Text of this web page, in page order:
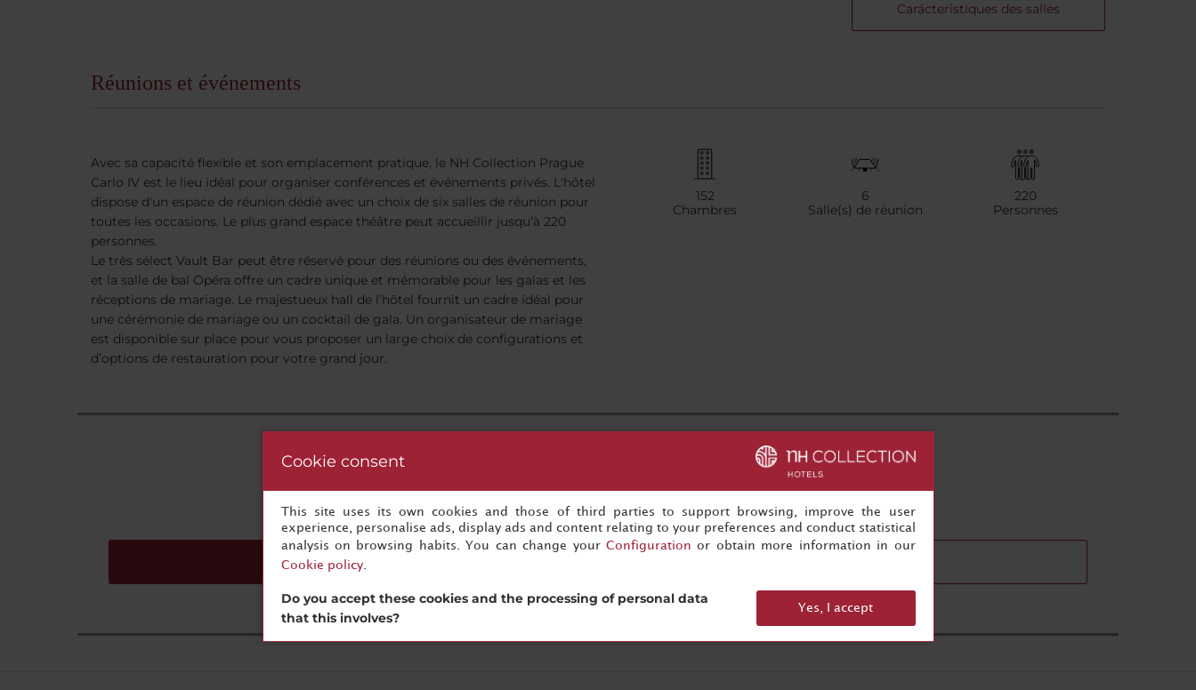
Carácteristiques des salles
Réunions et événements
Avec sa capacité flexible et son emplacement pratique, le NH Collection Prague
Carlo IV est le lieu idéal pour organiser conférences et événements privés. L'hôtel
dispose d'un espace de réunion dédié avec un choix de six salles de réunion pour
toutes les occasions. Le plus grand espace théâtre peut accueillir jusqu’à 220
personnes.
Le très sélect Vault Bar peut être réservé pour des réunions ou des événements,
et la salle de bal Opéra offre un cadre unique et mémorable pour les galas et les
réceptions de mariage. Le majestueux hall de l’hôtel fournit un cadre idéal pour
une cérémonie de mariage ou un cocktail de gala. Un organisateur de mariage
est disponible sur place pour vous proposer un large choix de configurations et
d’options de restauration pour votre grand jour.
152
Chambres
6
Salle(s) de réunion
220
Personnes
Vous n'êtes qu'à un clic de votre prochain événement réussi
Commencez à préparer dès maintenant !
Demandez un devis
Cookie consent
This site uses its own cookies and those of third parties to support browsing, improve the user
experience, personalise ads, display ads and content relating to your preferences and conduct statistical
analysis on browsing habits. You can change your Configuration or obtain more information in our
Cookie policy.
Do you accept these cookies and the processing of personal data
that this involves?
Yes, I accept